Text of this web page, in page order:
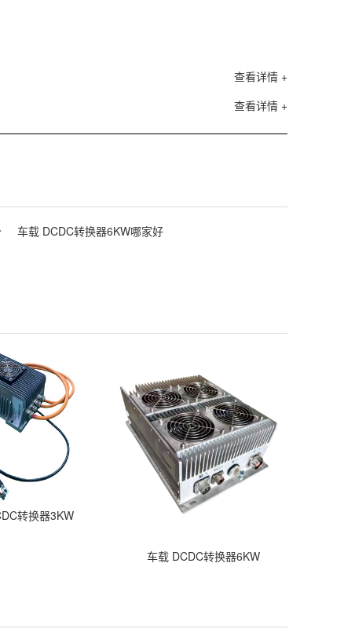
查看详情 +
查看详情 +
车载 DCDC转换器6KW哪家好
转换器3KW
车载 DCDC转换器6KW